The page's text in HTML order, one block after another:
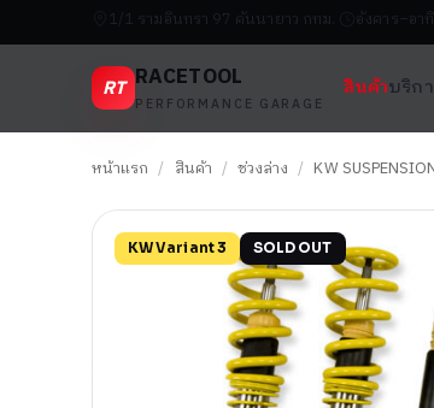
1/1 รามอินทรา 97 คันนายาว กทม. อังคาร–อ
RT RACETOOL
PERFORMANCE GARAGE
สินค้าบริก
หน้าแรก / สินค้า / ช่วงล่าง / KW
KW Variant 3 SOLD OUT